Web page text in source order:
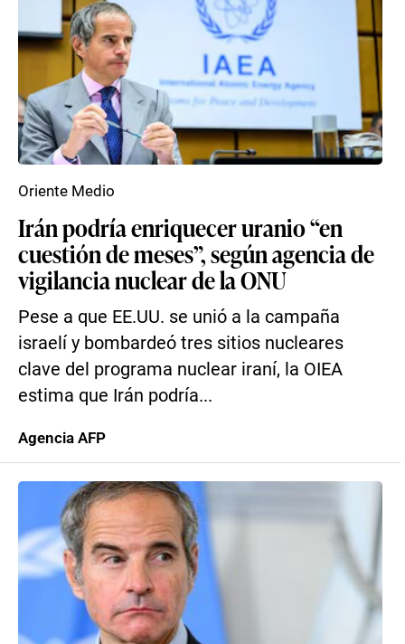
Irán podría enriquecer uranio “en
cuestión de meses”, según agencia de
vigilancia nuclear de la ONU
Pese a que EE.UU. se unió a la campaña
israelí y bombardeó tres sitios nucleares
clave del programa nuclear iraní, la OIEA
estima que Irán podría...
Oriente Medio
Agencia AFP